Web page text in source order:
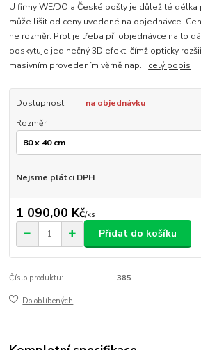
U firmy WE/DO a České pošty je důležité
může lišit od ceny uvedené na objednávce.
ne rozměr. Prot je třeba při objednávce na to
poskytuje jedinečný 3D efekt, čímž opticky
masivním provedením věrně nap... celý popis
Dostupnost
na objednávku
Rozměr
Nejsme plátci DPH
1 090,00 Kč/ks
Přidat do košíku
Číslo produktu: 385
Do oblíbených